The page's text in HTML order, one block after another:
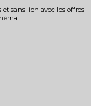
sans lien avec les offres